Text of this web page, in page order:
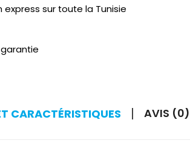
express sur toute la Tunisie
CARACTÉRISTIQUES AVIS (0)